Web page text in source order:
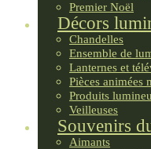
Premier Noël
Décors
Chandelles
Ensemble de
Lanternes et
Pièces animées
Produits
Veilleuses
Souvenirs
Aimants